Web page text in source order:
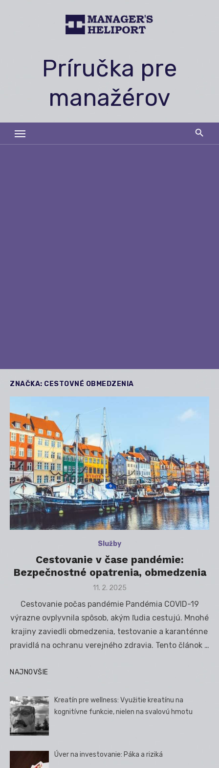
Príručka pre
manažérov
ZNAČKA: CESTOVNÉ OBMEDZENIA
Služby
Cestovanie v čase pandémie:
Bezpečnostné opatrenia, obmedzenia
Posted
11. 2. 2025
Cestovanie počas pandémie Pandémia COVID-19
výrazne ovplyvnila spôsob, akým ľudia cestujú. Mnohé
krajiny zaviedli obmedzenia, testovanie a karanténne
pravidlá na ochranu verejného zdravia. Tento článok …
NAJNOVŠIE
Kreatín pre wellness: Využitie kreatínu na
kognitívne funkcie, nielen na svalovú hmotu
Úver na investovanie: Páka a riziká